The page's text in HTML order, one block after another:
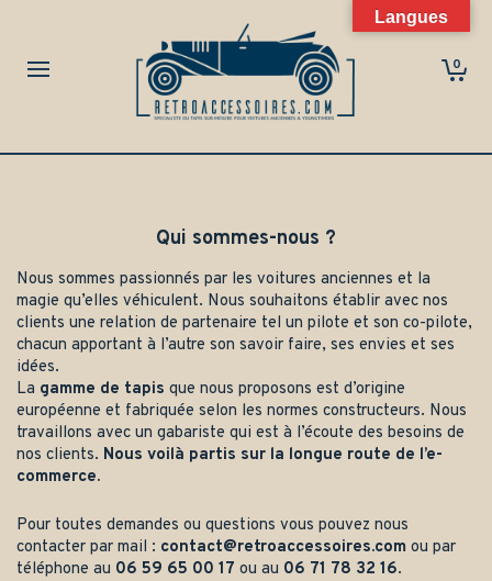
0
Qui sommes-nous ?
Nous sommes passionnés par les voitures anciennes et la
magie qu’elles véhiculent. Nous souhaitons établir avec nos
clients une relation de partenaire tel un pilote et son co-pilote,
chacun apportant à l’autre son savoir faire, ses envies et ses
idées.
La gamme de tapis que nous proposons est d’origine
européenne et fabriquée selon les normes constructeurs. Nous
travaillons avec un gabariste qui est à l’écoute des besoins de
nos clients. Nous voilà partis sur la longue route de l’e-
commerce.
Pour toutes demandes ou questions vous pouvez nous
contacter par mail : contact@retroaccessoires.com ou par
téléphone au 06 59 65 00 17 ou au 06 71 78 32 16.
Langues